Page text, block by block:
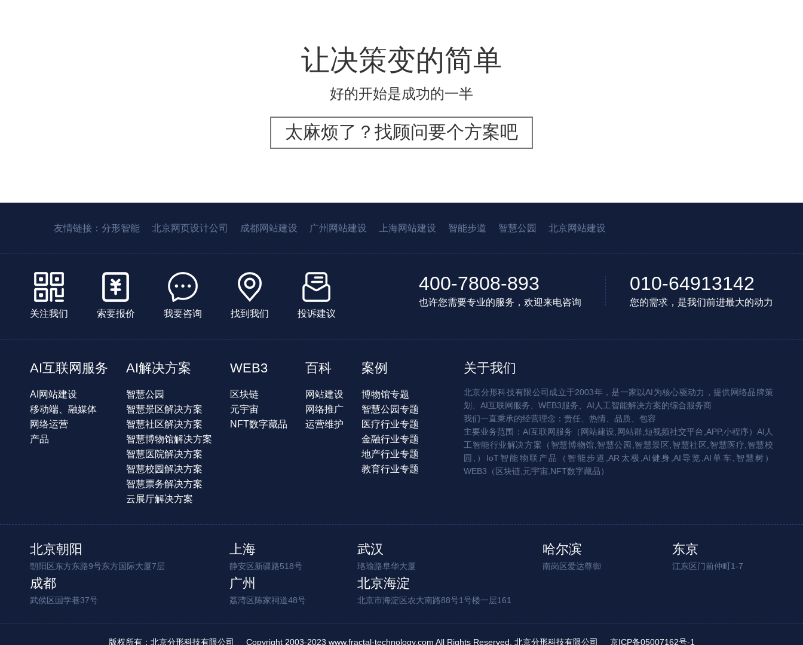
让决策变的简单
好的开始是成功的一半
太麻烦了？找顾问要个方案吧
友情链接： 分形智能 北京网页设计公司 成都网站建设 广州网站建设 上海网站建设 智能步道 智慧公园 北京网站建设
关注我们 索要报价 我要咨询 找到我们 投诉建议
400-7808-893
也许您需要专业的服务，欢迎来电咨询
010-64913142
您的需求，是我们前进最大的动力
AI互联网服务
AI网站建设
移动端、融媒体
网络运营
产品
AI解决方案
智慧公园
智慧景区解决方案
智慧社区解决方案
智慧博物馆解决方案
智慧医院解决方案
智慧校园解决方案
智慧票务解决方案
云展厅解决方案
WEB3
区块链
元宇宙
NFT数字藏品
百科
网站建设
网络推广
运营维护
案例
博物馆专题
智慧公园专题
医疗行业专题
金融行业专题
地产行业专题
教育行业专题
关于我们
北京分形科技有限公司成立于2003年，是一家以AI为核心驱动力，提供网络品牌策
划、AI互联网服务、WEB3服务、AI人工智能解决方案的综合服务商
我们一直秉承的经营理念：责任、热情、品质、包容
主要业务范围：AI互联网服务（网站建设,网站群,短视频社交平台,APP,小程序）AI人
工智能行业解决方案（智慧博物馆,智慧公园,智慧景区,智慧社区,智慧医疗,智慧校
园,）IoT智能物联产品（智能步道,AR太极,AI健身,AI导览,AI单车,智慧树）
WEB3（区块链,元宇宙,NFT数字藏品）
北京朝阳
朝阳区东方东路9号东方国际大厦7层
上海
静安区新疆路518号
武汉
珞瑜路阜华大厦
哈尔滨
南岗区爱达尊御
东京
江东区门前仲町1-7
成都
武侯区国学巷37号
广州
荔湾区陈家祠道48号
北京海淀
北京市海淀区农大南路88号1号楼一层161
版权所有：北京分形科技有限公司 Copyright 2003-2023 www.fractal-technology.com All Rights Reserved. 北京分形科技有限公司 京ICP备05007162号-1